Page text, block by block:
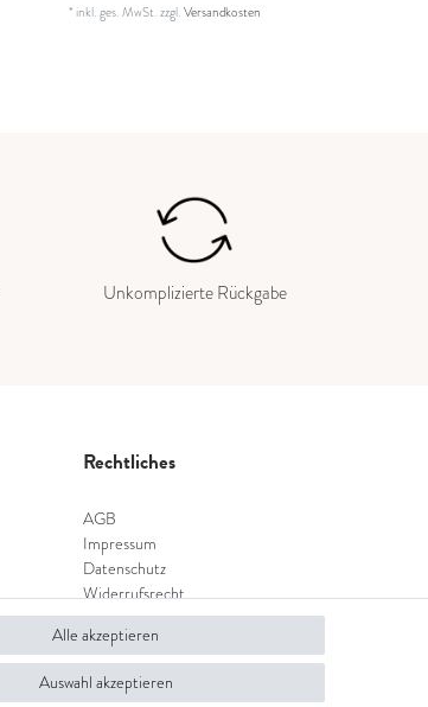
* inkl. ges. MwSt.zzgl.Versandkosten
Unkomplizierte Rückgabe
Rechtliches
AGB
Impressum
Datenschutz
Widerrufsrecht
Widerrufsformular
Alle akzeptieren
Auswahl akzeptieren